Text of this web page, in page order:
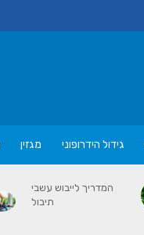
גידול הידרופוני מגזין
המדריך לייבוש עשבי
תיבול